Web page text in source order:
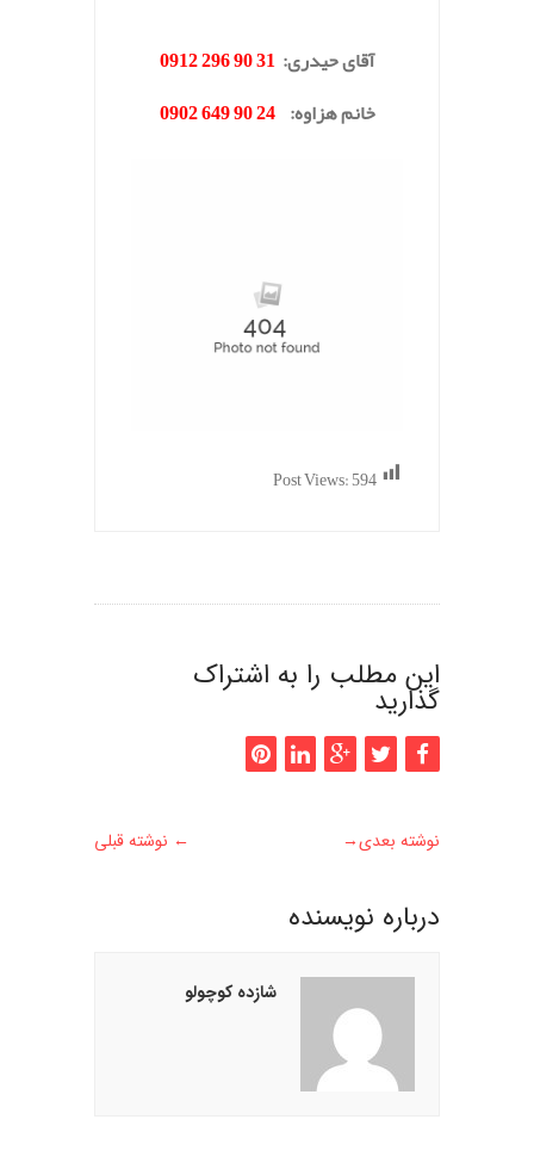
آقای حیدری:
31 90 296 0912
خانم هزاوه:
24 90 649 0902
Post Views:594
این مطلب را به اشتراک
گذارید
← نوشته قبلی نوشته بعدی→
درباره نويسنده
شازده کوچولو